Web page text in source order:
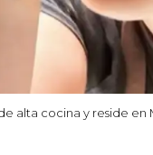
alta cocina y reside